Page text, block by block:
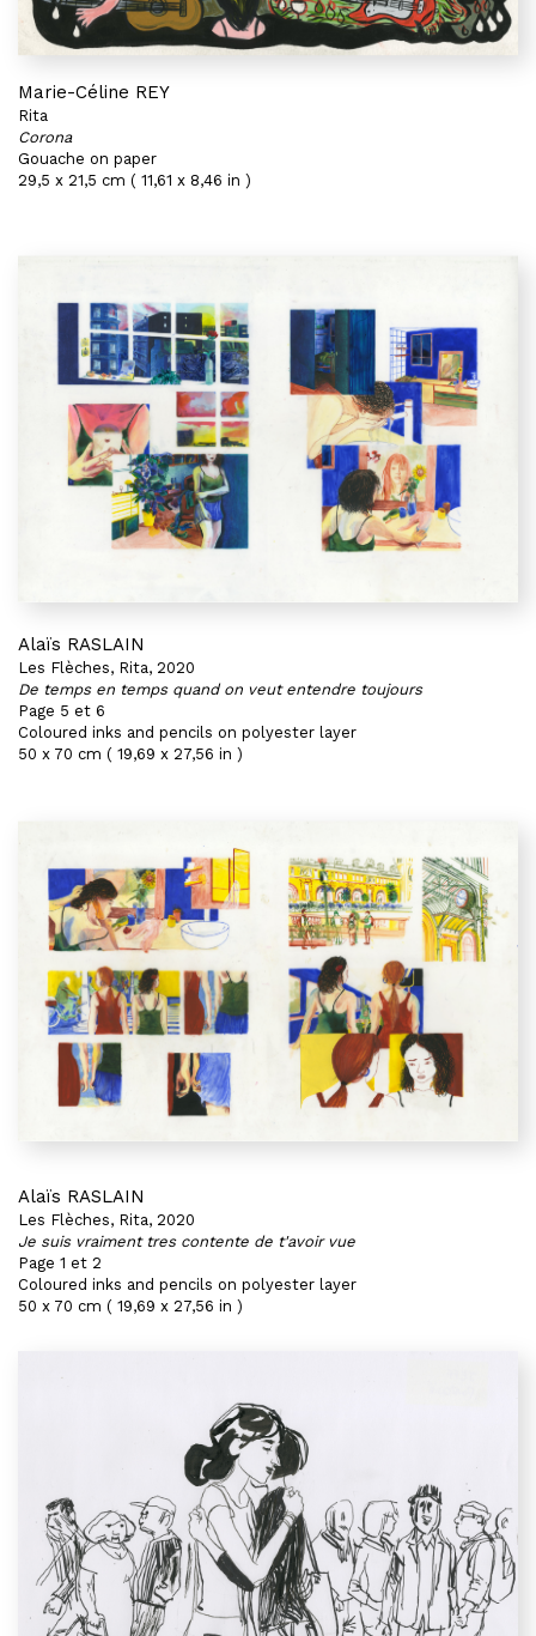
Marie-Céline REY
Rita
Corona
Gouache on paper
29,5 x 21,5 cm ( 11,61 x 8,46 in )
Alaïs RASLAIN
Les Flèches, Rita, 2020
De temps en temps quand on veut entendre toujours
Page 5 et 6
Coloured inks and pencils on polyester layer
50 x 70 cm ( 19,69 x 27,56 in )
Alaïs RASLAIN
Les Flèches, Rita, 2020
Je suis vraiment tres contente de t'avoir vue
Page 1 et 2
Coloured inks and pencils on polyester layer
50 x 70 cm ( 19,69 x 27,56 in )